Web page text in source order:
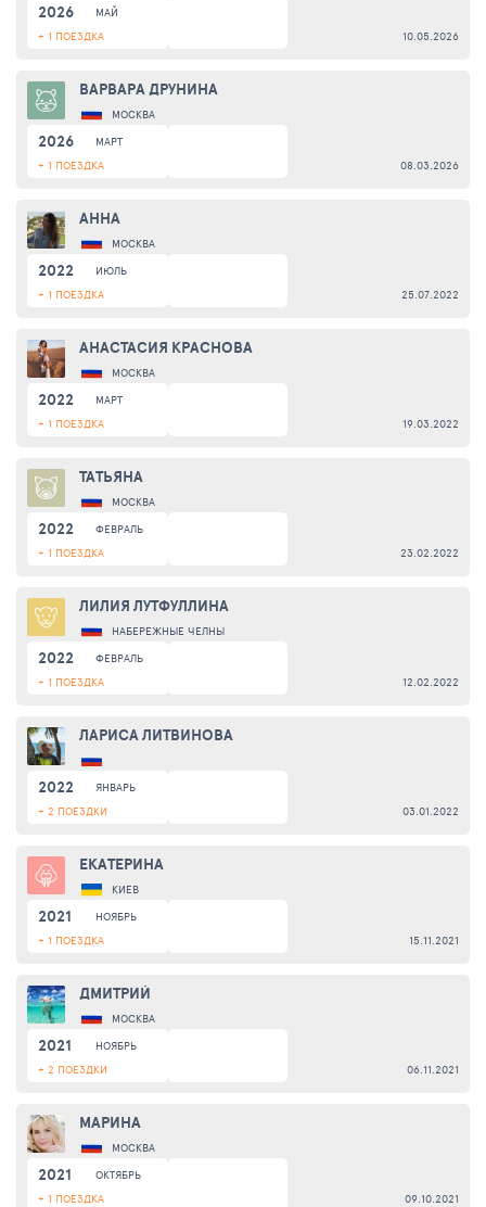
2026
МАЙ
+ 1 ПОЕЗДКА
10.05.2026
ВАРВАРА ДРУНИНА
МОСКВА
2026
МАРТ
+ 1 ПОЕЗДКА
08.03.2026
АННА
МОСКВА
2022
ИЮЛЬ
+ 1 ПОЕЗДКА
25.07.2022
АНАСТАСИЯ КРАСНОВА
МОСКВА
2022
МАРТ
+ 1 ПОЕЗДКА
19.03.2022
ТАТЬЯНА
МОСКВА
2022
ФЕВРАЛЬ
+ 1 ПОЕЗДКА
23.02.2022
ЛИЛИЯ ЛУТФУЛЛИНА
НАБЕРЕЖНЫЕ ЧЕЛНЫ
2022
ФЕВРАЛЬ
+ 1 ПОЕЗДКА
12.02.2022
ЛАРИСА ЛИТВИНОВА
2022
ЯНВАРЬ
+ 2 ПОЕЗДКИ
03.01.2022
ЕКАТЕРИНА
КИЕВ
2021
НОЯБРЬ
+ 1 ПОЕЗДКА
15.11.2021
ДМИТРИЙ
МОСКВА
2021
НОЯБРЬ
+ 2 ПОЕЗДКИ
06.11.2021
МАРИНА
МОСКВА
2021
ОКТЯБРЬ
+ 1 ПОЕЗДКА
09.10.2021